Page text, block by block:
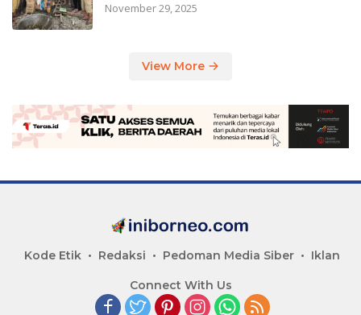
November 29, 2025
View More
Kode Etik Redaksi Pedoman Media Siber Iklan
Connect With Us